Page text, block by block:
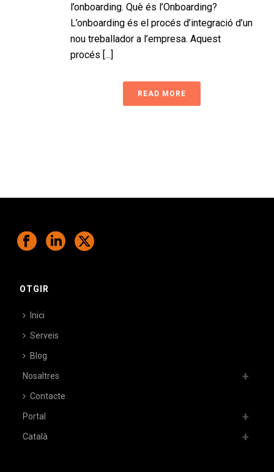
l’onboarding. Què és l’Onboarding?
L’onboarding és el procés d’integració d’un
nou treballador a l’empresa. Aquest
procés [...]
READ MORE
OTGIR
Inici
Serveis
Blog
Nosaltres
Contacte
Portal
Català